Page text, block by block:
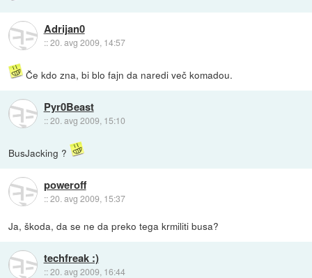
Adrijan0
::20. avg 2009, 14:57
Če kdo zna, bi blo fajn da naredi več komadou.
Pyr0Beast
::20. avg 2009, 15:10
BusJacking ?
poweroff
::20. avg 2009, 15:37
Ja, škoda, da se ne da preko tega krmiliti busa?
techfreak :)
::20. avg 2009, 16:44